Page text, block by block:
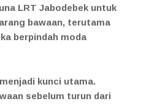
LRT Jabodebek untuk
bawaan, terutama
berpindah moda
kunci utama.
sebelum turun dari